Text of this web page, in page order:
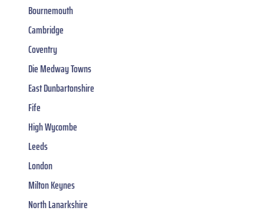
Bournemouth
Cambridge
Coventry
Die Medway Towns
East Dunbartonshire
Fife
High Wycombe
Leeds
London
Milton Keynes
North Lanarkshire